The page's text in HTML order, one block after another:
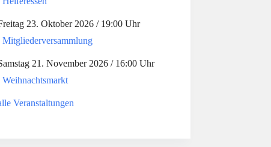
23. Oktober 2026 / 19:00 Uhr
Mitgliederversammlung
21. November 2026 / 16:00 Uhr
Weihnachtsmarkt
Veranstaltungen